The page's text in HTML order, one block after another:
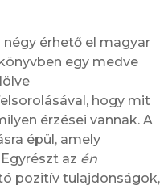
érhető el magyar
egy medve
hogy mit
érzései vannak. A
épül, amely
az én
pozitív tulajdonságok,